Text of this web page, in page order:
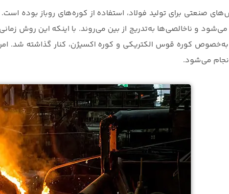
صنعتی برای تولید فولاد، استفاده از کوره‌های روباز بوده
و ناخالصی‌ها به‌تدریج از بین می‌روند. با اینکه این روش زمانی
به‌خصوص کوره قوس الکتریکی و کوره اکسیژن، کنار گذاشته شد.
می‌شود.